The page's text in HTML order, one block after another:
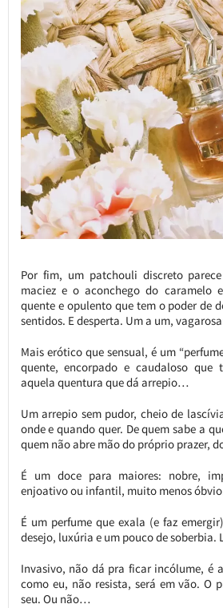
Por fim, um patchouli discreto
maciez e o aconchego do caramelo
quente e opulento que tem o poder de
sentidos. E desperta. Um a um,
Mais erótico que sensual, é um
quente, encorpado e caudaloso que
aquela quentura que dá arrepio…
Um arrepio sem pudor, cheio de
onde e quando quer. De quem sabe a
quem não abre mão do próprio prazer,
É um doce para maiores: nobre,
enjoativo ou infantil, muito menos
É um perfume que exala (e faz
desejo, luxúria e um pouco de
Invasivo, não dá pra ficar incólume, é
como eu, não resista, será em vão. O
seu. Ou não…